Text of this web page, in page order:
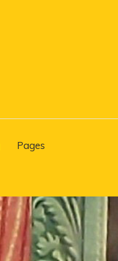
Pages